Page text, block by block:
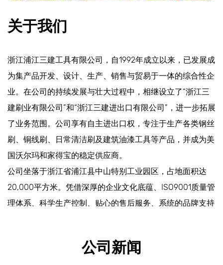
关于我们
浙江浦江三建工具有限公司，自1992年成立以来，已发展成
为集产品开发、设计、生产、销售与贸易于一体的综合性企
业。在公司的持续发展与壮大过程中，相继设立了“浙江三
建刷业有限公司”和“浙江三建进出口有限公司”，进一步拓展
了业务范围。公司享有自主进出口权，专注于生产各类钢丝
刷、铜线刷、日常清洁刷及建筑油漆工具等产品，并成为美
国沃尔玛和家得宝的稳定供应商。
公司坐落于浙江省浦江县中山特别工业园区，占地面积达
20,000平方米。凭借深厚的企业文化底蕴、ISO9001质量管
理体系、科学生产控制、贴心的售后服务、系统的品牌支持
公司秉持“客户满意、员工满意、业务满意”的经营理念，致
公司新闻